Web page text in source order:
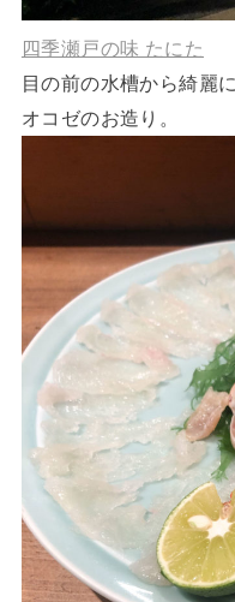
四季瀬戸の味 たにた
目の前の水槽から綺麗
オコゼのお造り。